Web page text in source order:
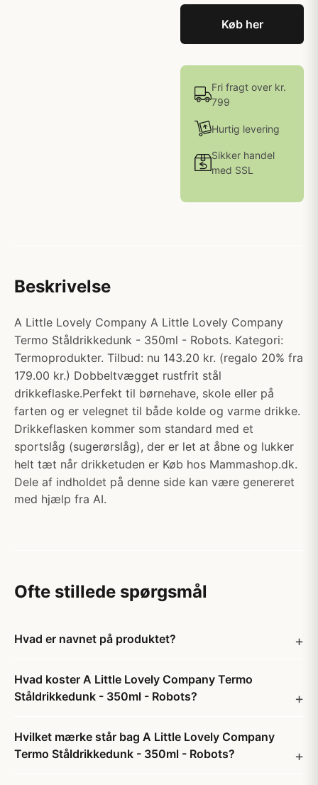
Køb her
Fri fragt over kr.
799
Hurtig levering
Sikker handel
med SSL
Beskrivelse
A Little Lovely Company A Little Lovely Company
Termo Ståldrikkedunk - 350ml - Robots. Kategori:
Termoprodukter. Tilbud: nu 143.20 kr. (regalo 20% fra
179.00 kr.) Dobbeltvægget rustfrit stål
drikkeflaske.Perfekt til børnehave, skole eller på
farten og er velegnet til både kolde og varme drikke.
Drikkeflasken kommer som standard med et
sportslåg (sugerørslåg), der er let at åbne og lukker
helt tæt når drikketuden er Køb hos Mammashop.dk.
Dele af indholdet på denne side kan være genereret
med hjælp fra AI.
Ofte stillede spørgsmål
Hvad er navnet på produktet?
Hvad koster A Little Lovely Company Termo
Ståldrikkedunk - 350ml - Robots?
Hvilket mærke står bag A Little Lovely Company
Termo Ståldrikkedunk - 350ml - Robots?